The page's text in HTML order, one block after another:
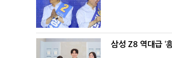
삼성 Z8 역대급 ‘